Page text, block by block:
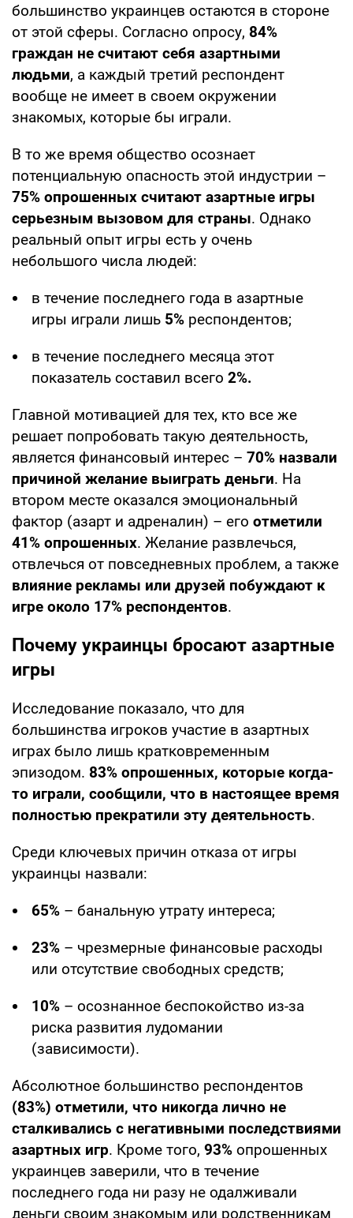
большинство украинцев остаются в стороне
от этой сферы. Согласно опросу, 84%
граждан не считают себя азартными
людьми, а каждый третий респондент
вообще не имеет в своем окружении
знакомых, которые бы играли.
В то же время общество осознает
потенциальную опасность этой индустрии –
75% опрошенных считают азартные игры
серьезным вызовом для страны. Однако
реальный опыт игры есть у очень
небольшого числа людей:
в течение последнего года в азартные
игры играли лишь 5% респондентов;
в течение последнего месяца этот
показатель составил всего 2%.
Главной мотивацией для тех, кто все же
решает попробовать такую деятельность,
является финансовый интерес – 70% назвали
причиной желание выиграть деньги. На
втором месте оказался эмоциональный
фактор (азарт и адреналин) – его отметили
41% опрошенных. Желание развлечься,
отвлечься от повседневных проблем, а также
влияние рекламы или друзей побуждают к
игре около 17% респондентов.
Почему украинцы бросают азартные
игры
Исследование показало, что для
большинства игроков участие в азартных
играх было лишь кратковременным
эпизодом. 83% опрошенных, которые когда-
то играли, сообщили, что в настоящее время
полностью прекратили эту деятельность.
Среди ключевых причин отказа от игры
украинцы назвали:
65% – банальную утрату интереса;
23% – чрезмерные финансовые расходы
или отсутствие свободных средств;
10% – осознанное беспокойство из-за
риска развития лудомании
(зависимости).
Абсолютное большинство респондентов
(83%) отметили, что никогда лично не
сталкивались с негативными последствиями
азартных игр. Кроме того, 93% опрошенных
украинцев заверили, что в течение
последнего года ни разу не одалживали
деньги своим знакомым или родственникам